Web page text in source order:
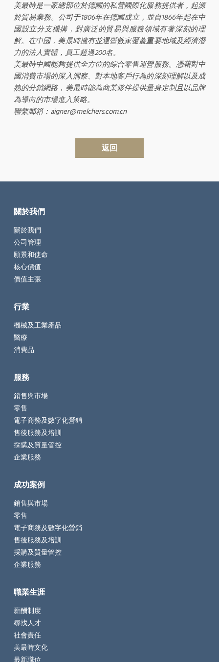
美最時是一家總部位於德國的私營國際化服務提供者，起源
於貿易業務。公司于1806年在德國成立，並自1866年起在中
國設立分支機搆，對廣泛的貿易與服務領域有著深刻的理
解。在中國，美最時擁有並運營數家覆蓋重要地域及經濟潛
力的法人實體，員工超過200名。
美最時中國能夠提供全方位的綜合零售運營服務。憑藉對中
國消費市場的深入洞察、對本地客戶行為的深刻理解以及成
熟的分銷網路，美最時能為商業夥伴提供量身定制且以品牌
為導向的市場進入策略。
聯繫郵箱：aigner@melchers.com.cn
返回
關於我們
關於我們
公司管理
願景和使命
核心價值
價值主張
行業
機械及工業產品
醫療
消費品
服務
銷售與市場
零售
電子商務及數字化營銷
售後服務及培訓
採購及質量管控
企業服務
成功案例
銷售與市場
零售
電子商務及數字化營銷
售後服務及培訓
採購及質量管控
企業服務
職業生涯
薪酬制度
尋找人才
社會責任
美最時文化
最新職位